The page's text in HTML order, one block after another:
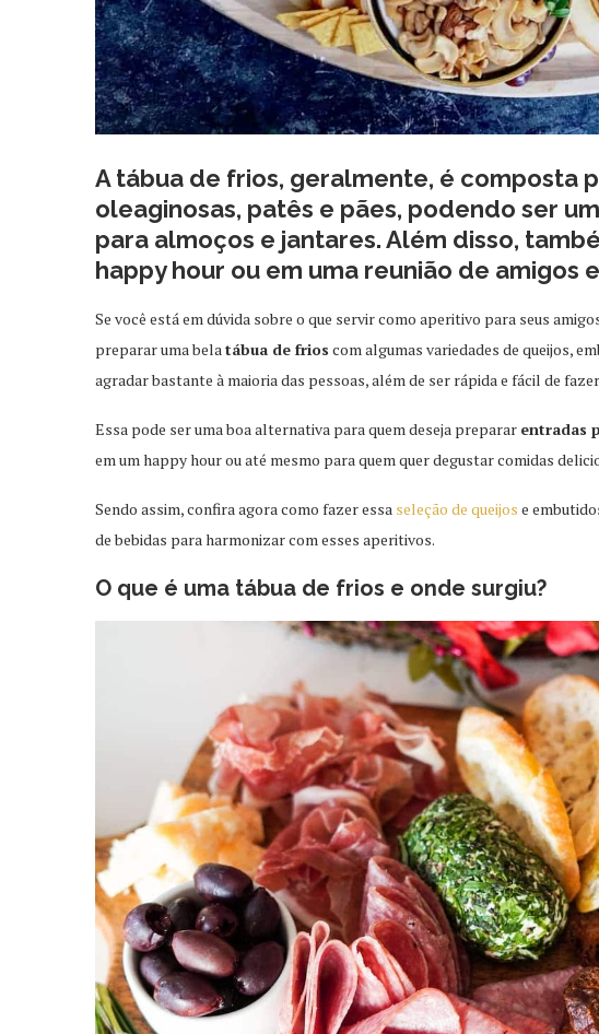
A tábua de frios, geralmente, é composta
oleaginosas, patês e pães, podendo ser
para almoços e jantares. Além disso,
happy hour ou em uma reunião de amigos
Se você está em dúvida sobre o que servir como aperitivo para seus
preparar uma bela tábua de frios com algumas variedades de queijos,
agradar bastante à maioria das pessoas, além de ser rápida e fácil de
Essa pode ser uma boa alternativa para quem deseja preparar entradas
em um happy hour ou até mesmo para quem quer degustar comidas
Sendo assim, confira agora como fazer essa seleção de queijos e
de bebidas para harmonizar com esses aperitivos.
O que é uma tábua de frios e onde surgiu?